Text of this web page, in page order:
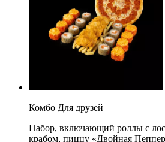
Комбо Для друзей
Набор, включающий роллы с
крабом, пиццу «Двойная